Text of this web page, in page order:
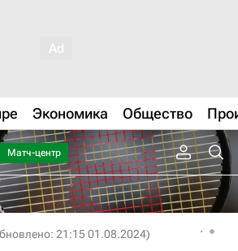
Экономика Общество
Матч-центр
21:15 01.08.2024)